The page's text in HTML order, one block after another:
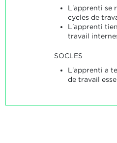
L'apprenti se
cycles de
L'apprenti
travail
SOCLES
L'apprenti a
de travail